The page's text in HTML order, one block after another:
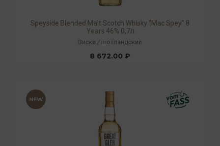
Speyside Blended Malt Scotch Whisky "Mac Spey" 8
Years 46% 0,7л
Виски / шотландский
8 672.00 ₽